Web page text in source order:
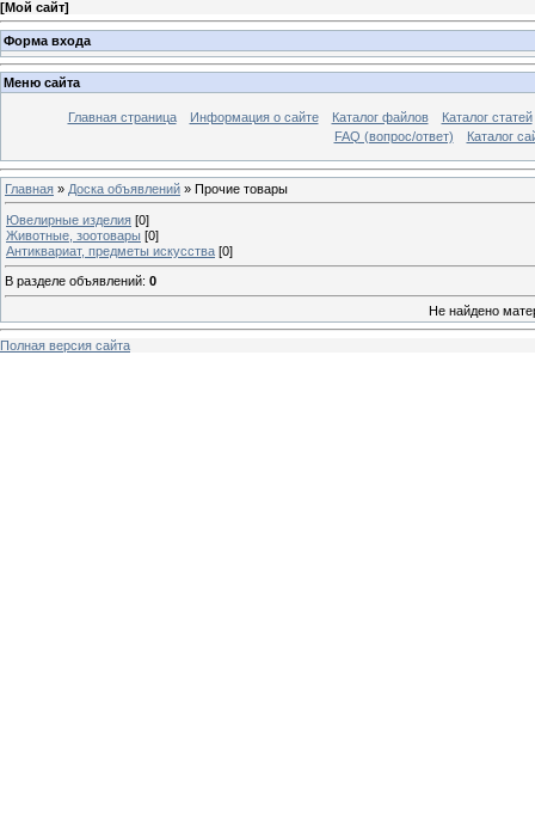
[Мой сайт]
Форма входа
Меню сайта
Главная страница Информация о сайте Каталог файлов
Каталог статей
FAQ (вопрос/ответ)
Каталог
Главная » Доска объявлений » Прочие товары
Ювелирные изделия [0]
Животные, зоотовары [0]
Антиквариат, предметы искусства [0]
В разделе объявлений: 0
Не найдено
Полная версия сайта